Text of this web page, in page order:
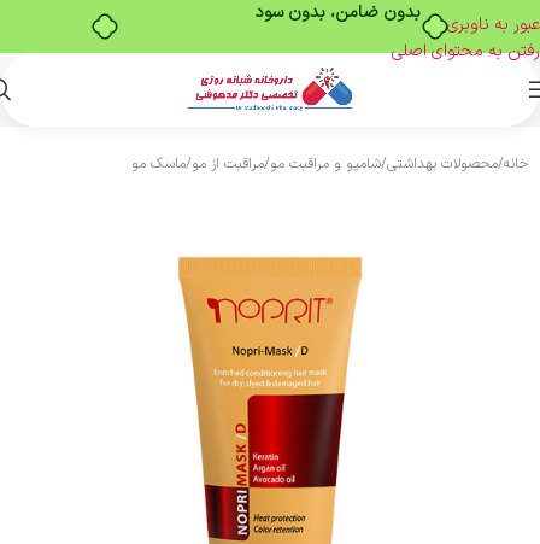
بدون ضامن، بدون سود
عبور به ناوبری
رفتن به محتوای اصلی
خانه/محصولات بهداشتی/شامپو و مراقبت مو/مراقبت از مو/ماسک مو